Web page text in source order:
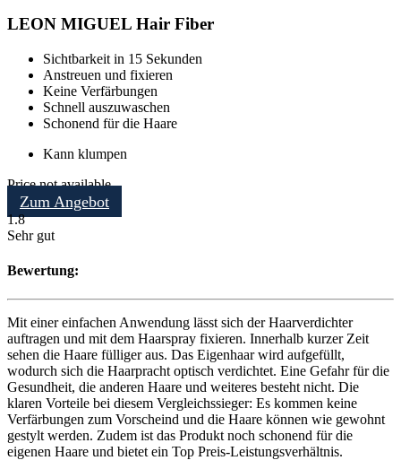
LEON MIGUEL Hair Fiber
Sichtbarkeit in 15 Sekunden
Anstreuen und fixieren
Keine Verfärbungen
Schnell auszuwaschen
Schonend für die Haare
Kann klumpen
Price not available
Zum Angebot
1.8
Sehr gut
Bewertung:
Mit einer einfachen Anwendung lässt sich der Haarverdichter
auftragen und mit dem Haarspray fixieren. Innerhalb kurzer Zeit
sehen die Haare fülliger aus. Das Eigenhaar wird aufgefüllt,
wodurch sich die Haarpracht optisch verdichtet. Eine Gefahr für die
Gesundheit, die anderen Haare und weiteres besteht nicht. Die
klaren Vorteile bei diesem Vergleichssieger: Es kommen keine
Verfärbungen zum Vorscheind und die Haare können wie gewohnt
gestylt werden. Zudem ist das Produkt noch schonend für die
eigenen Haare und bietet ein Top Preis-Leistungsverhältnis.